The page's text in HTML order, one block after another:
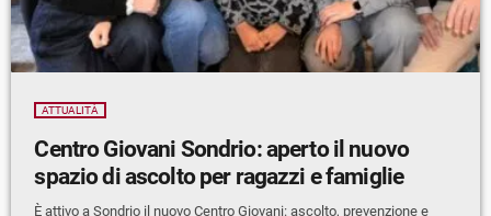
ATTUALITÀ
Centro Giovani Sondrio: aperto il nuovo
spazio di ascolto per ragazzi e famiglie
È attivo a Sondrio il nuovo Centro Giovani: ascolto, prevenzione e